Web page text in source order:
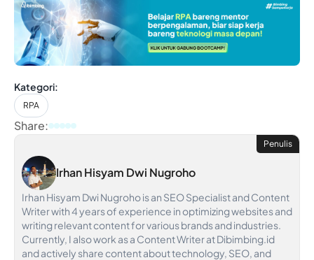
Kategori:
RPA
Share:
Penulis
Irhan Hisyam Dwi Nugroho
Irhan Hisyam Dwi Nugroho is an SEO Specialist and Content
Writer with 4 years of experience in optimizing websites and
writing relevant content for various brands and industries.
Currently, I also work as a Content Writer at Dibimbing.id
and actively share content about technology, SEO, and